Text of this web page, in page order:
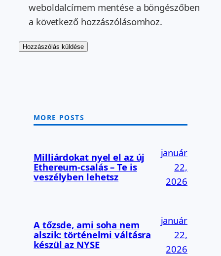
weboldalcímem mentése a böngészőben
a következő hozzászólásomhoz.
MORE POSTS
Milliárdokat nyel el az új
Ethereum-csalás – Te is
veszélyben lehetsz
január
22,
2026
A tőzsde, ami soha nem
alszik: történelmi váltásra
készül az NYSE
január
22,
2026